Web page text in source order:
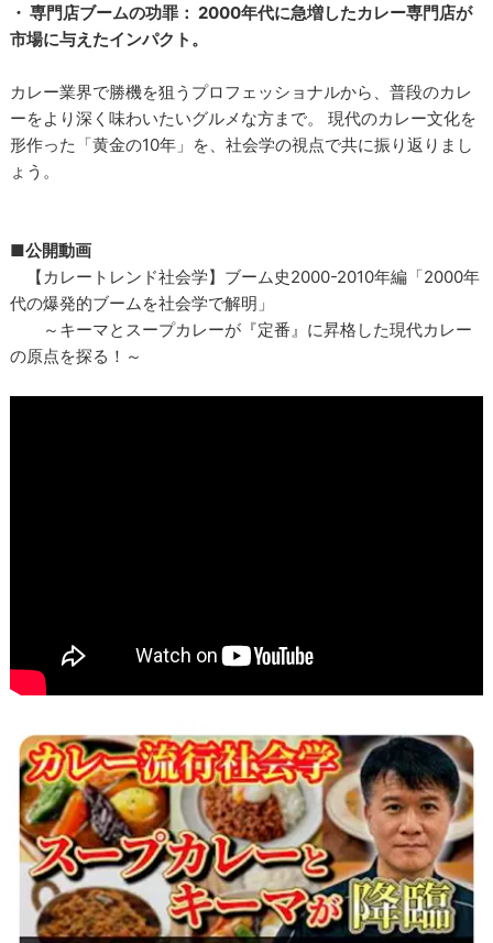
・ 専門店ブームの功罪： 2000年代に急増したカレー専門店が
市場に与えたインパクト。
カレー業界で勝機を狙うプロフェッショナルから、普段のカレ
ーをより深く味わいたいグルメな方まで。 現代のカレー文化を
形作った「黄金の10年」を、社会学の視点で共に振り返りまし
ょう。
■公開動画
【カレートレンド社会学】ブーム史2000-2010年編「2000年
代の爆発的ブームを社会学で解明」
～キーマとスープカレーが『定番』に昇格した現代カレー
の原点を探る！～